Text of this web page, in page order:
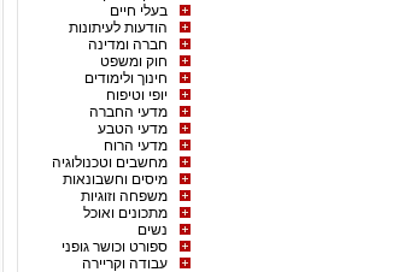
בעלי חיים
הודעות לעיתונות
חברה ומדינה
חוק ומשפט
חינוך ולימודים
יופי וטיפוח
מדעי החברה
מדעי הטבע
מדעי הרוח
מחשבים וטכנולוגיה
מיסים וחשבונאות
משפחה וזוגיות
מתכונים ואוכל
נשים
ספורט וכושר גופני
עבודה וקריירה